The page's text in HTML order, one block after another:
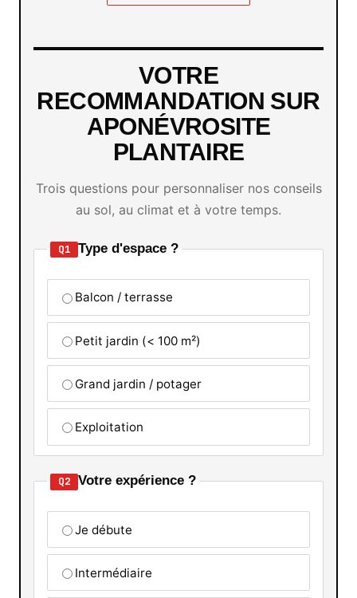
VOTRE
RECOMMANDATION SUR
APONÉVROSITE
PLANTAIRE
Trois questions pour personnaliser nos conseils
au sol, au climat et à votre temps.
Q1 Type d'espace ?
Balcon / terrasse
Petit jardin (< 100 m²)
Grand jardin / potager
Exploitation
Q2 Votre expérience ?
Je débute
Intermédiaire